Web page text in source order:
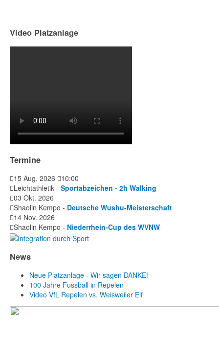
Video Platzanlage
Termine
15 Aug. 2026
10:00
Leichtathletik - Sportabzeichen - 2h Walking
03 Okt. 2026
Shaolin Kempo - Deutsche Wushu-Meisterschaft
14 Nov. 2026
Shaolin Kempo - Niederrhein-Cup des WVNW
News
Neue Platzanlage - Wir sagen DANKE!
100 Jahre Fussball in Repelen
Video VfL Repelen vs. Weisweiler Elf